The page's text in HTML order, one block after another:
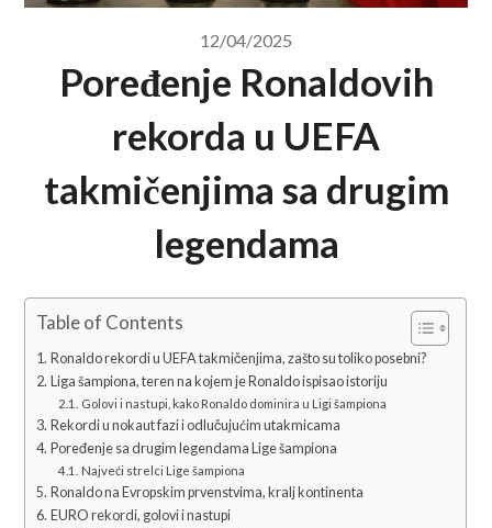
12/04/2025
Poređenje Ronaldovih
rekorda u UEFA
takmičenjima sa drugim
legendama
Table of Contents
Ronaldo rekordi u UEFA takmičenjima, zašto su toliko posebni?
Liga šampiona, teren na kojem je Ronaldo ispisao istoriju
Golovi i nastupi, kako Ronaldo dominira u Ligi šampiona
Rekordi u nokaut fazi i odlučujućim utakmicama
Poređenje sa drugim legendama Lige šampiona
Najveći strelci Lige šampiona
Ronaldo na Evropskim prvenstvima, kralj kontinenta
EURO rekordi, golovi i nastupi